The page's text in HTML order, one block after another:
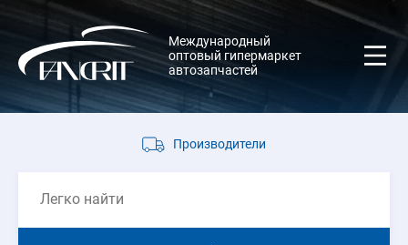
Международный
оптовый гипермаркет
автозапчастей
Производители